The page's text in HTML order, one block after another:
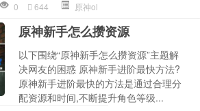
0 644 原神ol
原神新手怎么攒资源
以下围绕“原神新手怎么攒资源”主题解
决网友的困惑 原神新手进阶最快方法?
原神新手进阶最快的方法是通过合理分
配资源和时间,不断提升角色等级...